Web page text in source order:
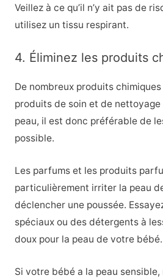
Veillez à ce qu’il n’y ait pas de
utilisez un tissu respirant.
4. Éliminez les produits
De nombreux produits
produits de soin et de
peau, il est donc préférable de
possible.
Les parfums et les produits
particulièrement irriter la peau
déclencher une poussée.
spéciaux ou des détergents à
doux pour la peau de votre bébé.
Si votre bébé a la peau